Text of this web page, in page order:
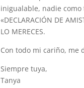
inigualable, nadie
«DECLARACIÓN DE
LO MERECES.
Con todo mi cariño, me
Siempre tuya,
Tanya